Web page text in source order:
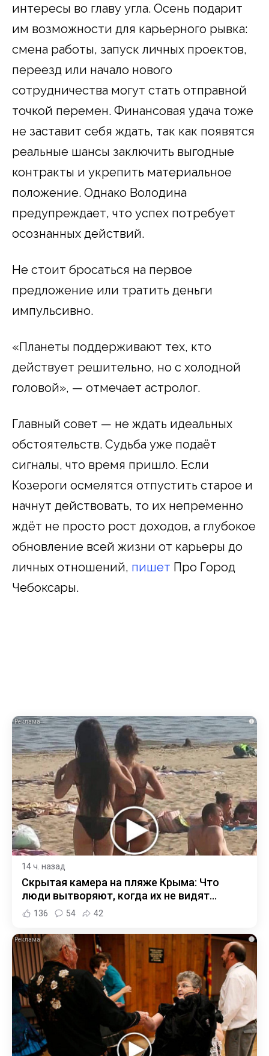
интересы во главу угла. Осень подарит
им возможности для карьерного рывка:
смена работы, запуск личных проектов,
переезд или начало нового
сотрудничества могут стать отправной
точкой перемен. Финансовая удача тоже
не заставит себя ждать, так как появятся
реальные шансы заключить выгодные
контракты и укрепить материальное
положение. Однако Володина
предупреждает, что успех потребует
осознанных действий.
Не стоит бросаться на первое
предложение или тратить деньги
импульсивно.
«Планеты поддерживают тех, кто
действует решительно, но с холодной
головой», — отмечает астролог.
Главный совет — не ждать идеальных
обстоятельств. Судьба уже подаёт
сигналы, что время пришло. Если
Козероги осмелятся отпустить старое и
начнут действовать, то их непременно
ждёт не просто рост доходов, а глубокое
обновление всей жизни от карьеры до
личных отношений, пишет Про Город
Чебоксары.
i
14 ч. назад
Скрытая камера на пляже Крыма: Что
люди вытворяют, когда их не видят...
136 54 42
i